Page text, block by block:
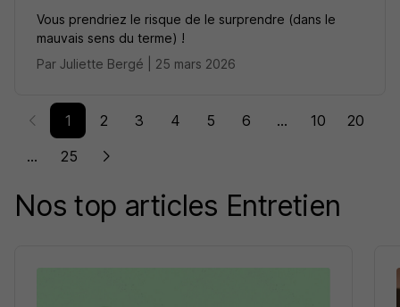
Vous prendriez le risque de le surprendre (dans le
mauvais sens du terme) !
Par Juliette Bergé | 25 mars 2026
1 2 3 4 5 6 ... 10
20
...
25
Nos top articles Entretien